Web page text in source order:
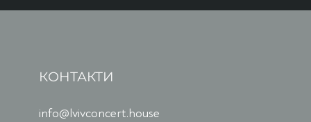
КОНТАКТИ
info@lvivconcert.house